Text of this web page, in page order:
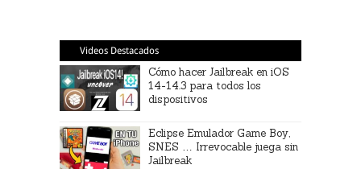
Videos Destacados
Cómo hacer Jailbreak en iOS
14-14.3 para todos los
dispositivos
Eclipse Emulador Game Boy,
SNES … Irrevocable juega sin
Jailbreak